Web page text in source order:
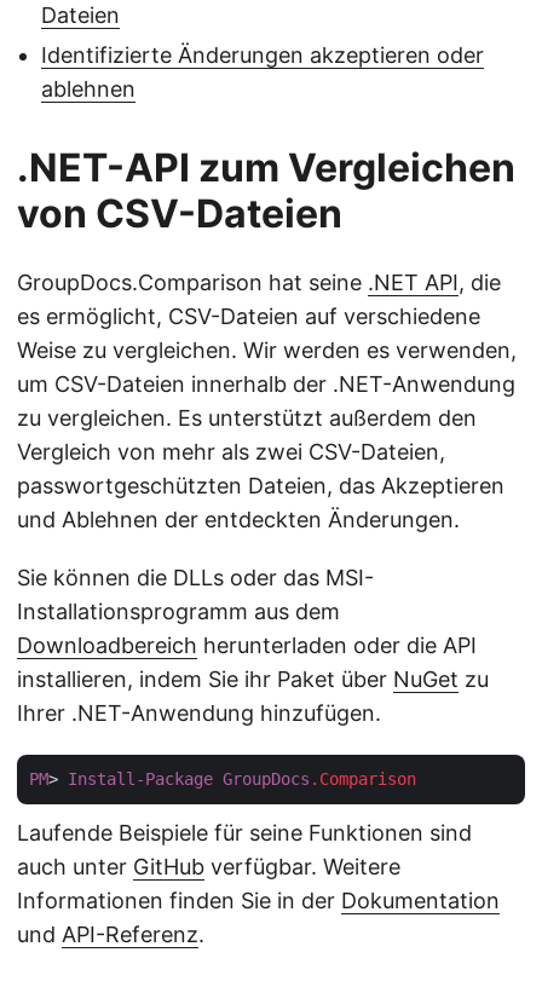
Dateien
Identifizierte Änderungen akzeptieren oder
ablehnen
.NET-API zum Vergleichen
von CSV-Dateien
GroupDocs.Comparison hat seine .NET API, die
es ermöglicht, CSV-Dateien auf verschiedene
Weise zu vergleichen. Wir werden es verwenden,
um CSV-Dateien innerhalb der .NET-Anwendung
zu vergleichen. Es unterstützt außerdem den
Vergleich von mehr als zwei CSV-Dateien,
passwortgeschützten Dateien, das Akzeptieren
und Ablehnen der entdeckten Änderungen.
Sie können die DLLs oder das MSI-
Installationsprogramm aus dem
Downloadbereich herunterladen oder die API
installieren, indem Sie ihr Paket über NuGet zu
Ihrer .NET-Anwendung hinzufügen.
PM> Install-Package GroupDocs .Comparison
Laufende Beispiele für seine Funktionen sind
auch unter GitHub verfügbar. Weitere
Informationen finden Sie in der Dokumentation
und API-Referenz.